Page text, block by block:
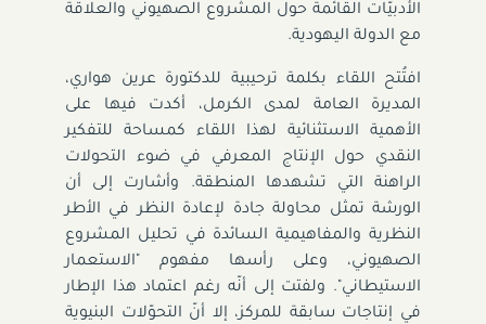
الأدبيّات القائمة حول المشروع الصهيوني والعلاقة
مع الدولة اليهودية.
افتُتح اللقاء بكلمة ترحيبية للدكتورة عرين هواري،
المديرة العامة لمدى الكرمل، أكدت فيها على
الأهمية الاستثنائية لهذا اللقاء كمساحة للتفكير
النقدي حول الإنتاج المعرفي في ضوء التحولات
الراهنة التي تشهدها المنطقة. وأشارت إلى أن
الورشة تمثل محاولة جادة لإعادة النظر في الأطر
النظرية والمفاهيمية السائدة في تحليل المشروع
الصهيوني، وعلى رأسها مفهوم "الاستعمار
الاستيطاني". ولفتت إلى أنّه رغم اعتماد هذا الإطار
في إنتاجات سابقة للمركز، إلا أنّ التحوّلات البنيوية